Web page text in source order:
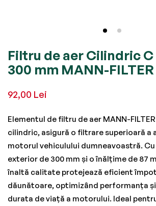
to
the
of
images
gallery
Filtru de aer Cilindric C
300 mm MANN-FILTER
92,00 Lei
Elementul de filtru de aer MANN-FILTER
cilindric, asigură o filtrare superioară a
motorul vehiculului dumneavoastră.
exterior de 300 mm și o înălțime de 87
înaltă calitate protejează eficient
dăunătoare, optimizând performanța
durata de viață a motorului. Ideal